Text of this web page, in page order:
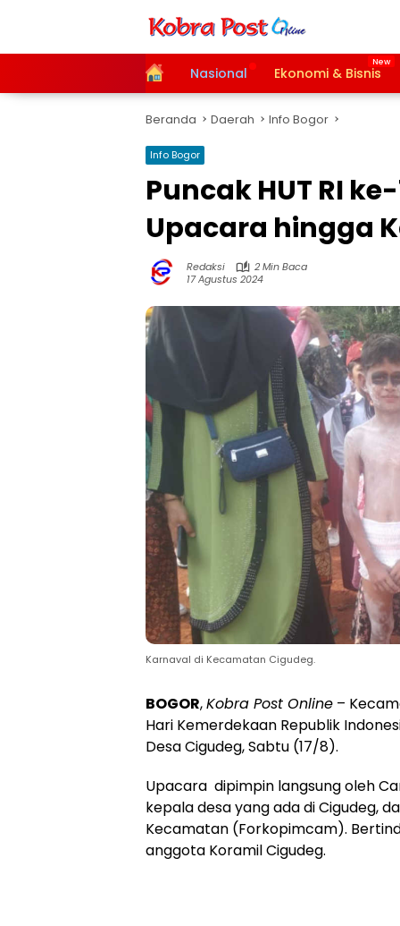
HomeNasional Ekonomi & Bisnis
Beranda Daerah Info Bogor
Info Bogor
Puncak HUT RI
Upacara hingga
Redaksi
2 Min Baca
17 Agustus 2024
Karnaval di Kecamatan Cigudeg.
BOGOR,Kobra Post Online –
Hari Kemerdekaan Republik
Desa Cigudeg, Sabtu (17/8).
Upacara dipimpin langsung oleh
kepala desa yang ada di Cigudeg,
Kecamatan (Forkopimcam).
anggota Koramil Cigudeg.